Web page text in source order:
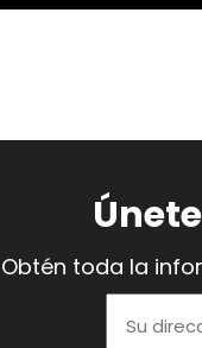
Obtén toda la